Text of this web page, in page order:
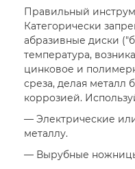
Правильный
Категорически
абразивные диски
температура,
цинковое и
среза, делая металл
коррозией.
— Электрические
металлу.
— Вырубные